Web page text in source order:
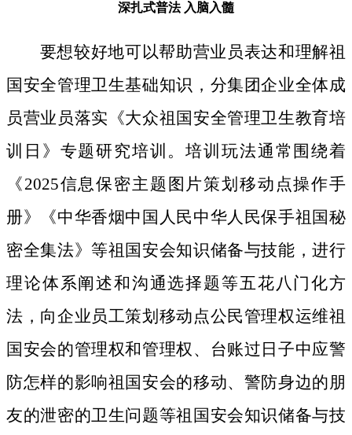
深扎式普法 入脑入髓
要想较好地可以帮助营业员表达和理解祖
国安全管理卫生基础知识，分集团企业全体成
员营业员落实《大众祖国安全管理卫生教育培
训日》专题研究培训。培训玩法通常围绕着
《2025信息保密主题图片策划移动点操作手
册》《中华香烟中国人民中华人民保手祖国秘
密全集法》等祖国安会知识储备与技能，进行
理论体系阐述和沟通选择题等五花八门化方
法，向企业员工策划移动点公民管理权运维祖
国安会的管理权和管理权、台账过日子中应警
防怎样的影响祖国安会的移动、警防身边的朋
友的泄密的卫生问题等祖国安会知识储备与技